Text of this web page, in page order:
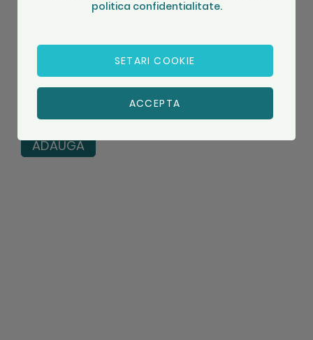
ADAUGA
politica confidentialitate.
ACCEPTA
SETARI COOKIE